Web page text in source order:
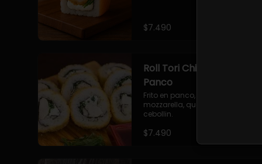
$7.490
Roll Tori Chizu Furai en
Panco
Frito en panco, Pollo furai, queso
mozzarella, queso philadelphia,
cebollin.
$7.490